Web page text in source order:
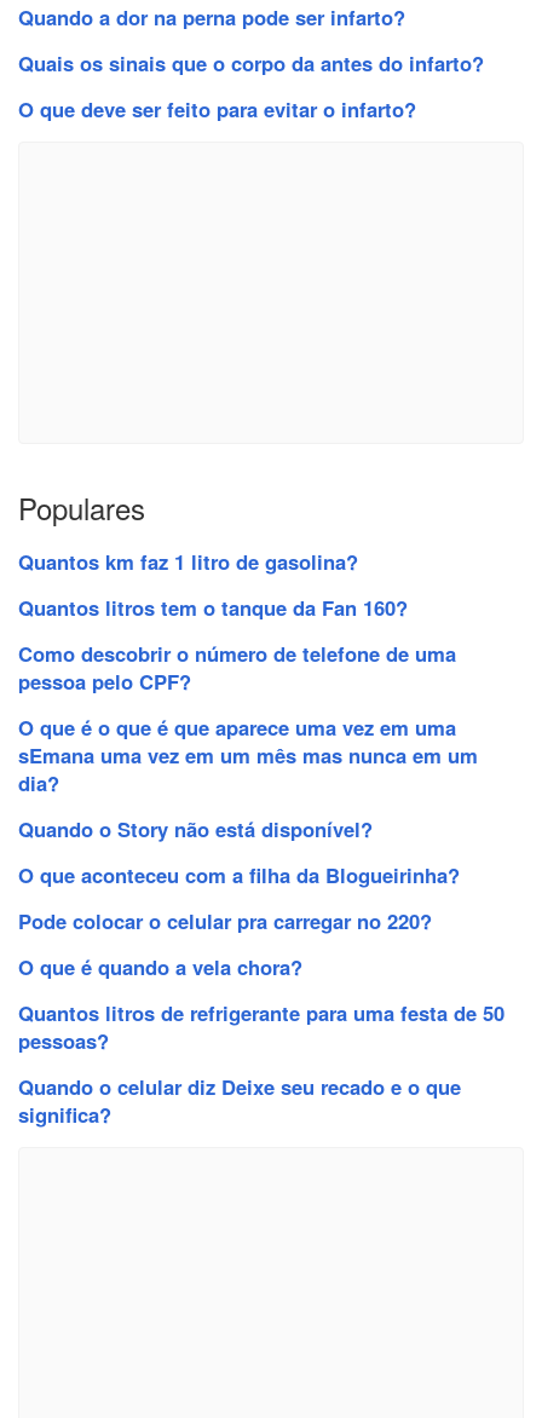
Quando a dor na perna pode ser infarto?
Quais os sinais que o corpo da antes do infarto?
O que deve ser feito para evitar o infarto?
Populares
Quantos km faz 1 litro de gasolina?
Quantos litros tem o tanque da Fan 160?
Como descobrir o número de telefone de uma
pessoa pelo CPF?
O que é o que é que aparece uma vez em uma
sEmana uma vez em um mês mas nunca em um
dia?
Quando o Story não está disponível?
O que aconteceu com a filha da Blogueirinha?
Pode colocar o celular pra carregar no 220?
O que é quando a vela chora?
Quantos litros de refrigerante para uma festa de 50
pessoas?
Quando o celular diz Deixe seu recado e o que
significa?